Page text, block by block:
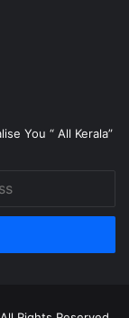
You “ All Kerala”